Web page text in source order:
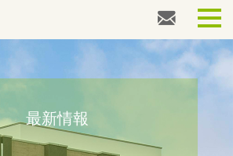
026-217-3861
最新情報